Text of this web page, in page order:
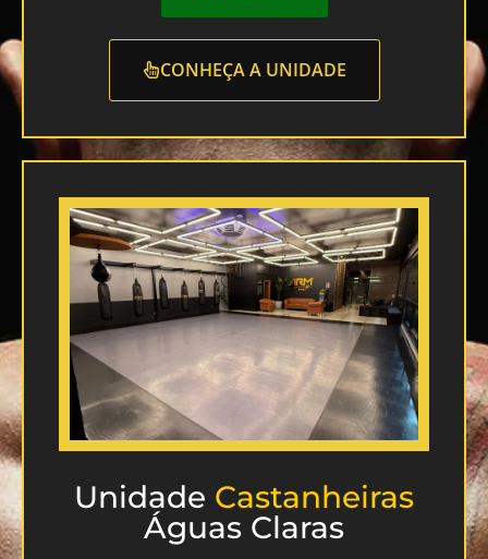
CONHEÇA A UNIDADE
Unidade Castanheiras
Águas Claras